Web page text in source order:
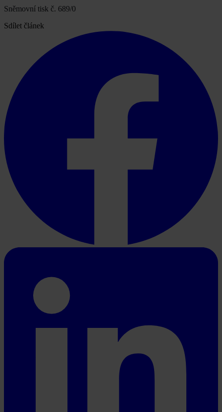
Sněmovní tisk č. 689/0
Sdílet článek